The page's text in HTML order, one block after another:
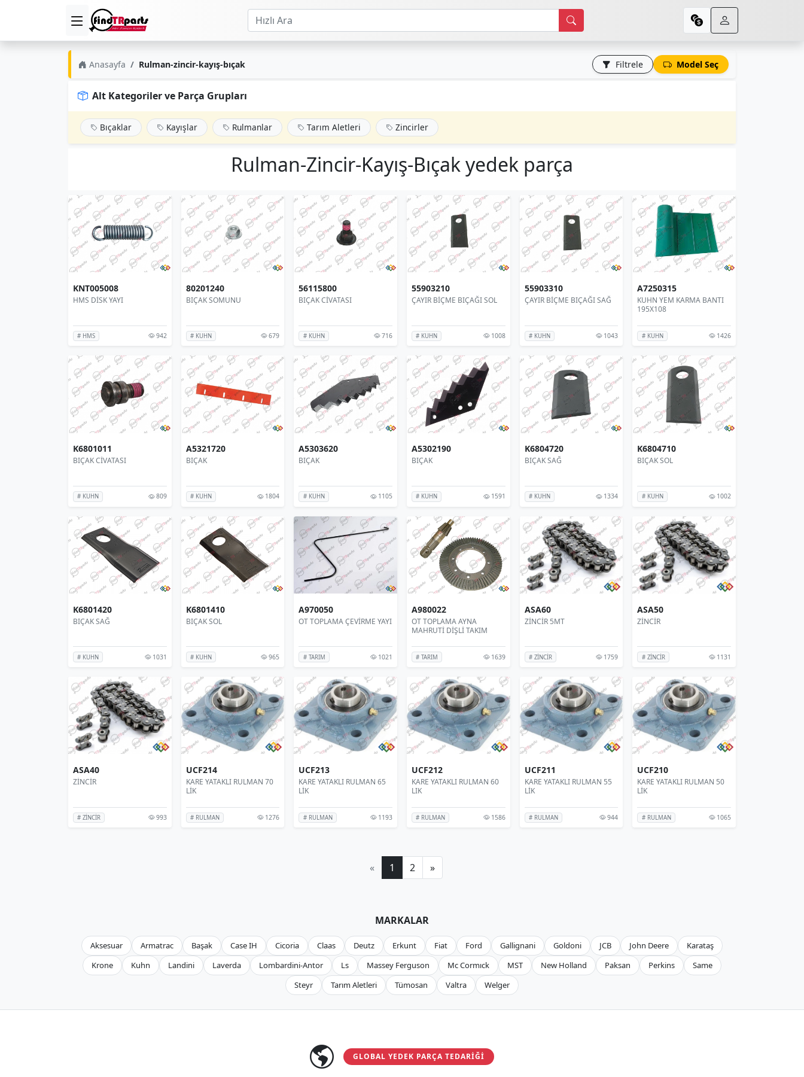
Anasayfa Rulman-zincir-kayış-bıçak Filtrele Model Seç
Alt Kategoriler ve Parça Grupları
Bıçaklar Kayışlar Rulmanlar Tarım Aletleri Zincirler
Rulman-Zincir-Kayış-Bıçak yedek parça
KNT005008
HMS DİSK YAYI
# HMS 942
80201240
BIÇAK SOMUNU
# KUHN 679
56115800
BIÇAK CİVATASI
# KUHN 716
55903210
ÇAYIR BİÇME BIÇAĞI SOL
# KUHN 1008
55903310
ÇAYIR BİÇME BIÇAĞI SAĞ
# KUHN 1043
A7250315
KUHN YEM KARMA BANTI
195X108
# KUHN 1426
K6801011
BIÇAK CİVATASI
# KUHN 809
A5321720
BIÇAK
# KUHN 1804
A5303620
BIÇAK
# KUHN 1105
A5302190
BIÇAK
# KUHN 1591
K6804720
BIÇAK SAĞ
# KUHN 1334
K6804710
BIÇAK SOL
# KUHN 1002
K6801420
BIÇAK SAĞ
# KUHN 1031
K6801410
BIÇAK SOL
# KUHN 965
A970050
OT TOPLAMA ÇEVİRME YAYI
# TARIM 1021
A980022
OT TOPLAMA AYNA
MAHRUTİ DİŞLİ TAKIM
# TARIM 1639
ASA60
ZİNCİR 5MT
# ZİNCİR 1759
ASA50
ZİNCİR
# ZİNCİR 1131
ASA40
ZİNCİR
# ZİNCİR 993
UCF214
KARE YATAKLI RULMAN 70
LİK
# RULMAN 1276
UCF213
KARE YATAKLI RULMAN 65
LİK
# RULMAN 1193
UCF212
KARE YATAKLI RULMAN 60
LIK
# RULMAN 1586
UCF211
KARE YATAKLI RULMAN 55
LİK
# RULMAN 944
UCF210
KARE YATAKLI RULMAN 50
LİK
# RULMAN 1065
« 1 2 »
MARKALAR
Aksesuar Armatrac Başak Case IH Cicoria Claas Deutz Erkunt Fiat Ford Gallignani Goldoni JCB John Deere
Karataş
Krone
Kuhn Landini Laverda Lombardini-Antor Ls Massey Ferguson Mc Cormıck MST New Holland Paksan Perkins
Same
Steyr
Tarım Aletleri Tümosan Valtra Welger
GLOBAL YEDEK PARÇA TEDARIĞI